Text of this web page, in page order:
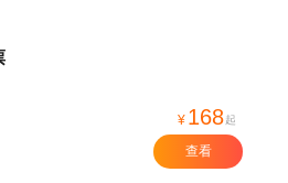
¥ 168起
查看